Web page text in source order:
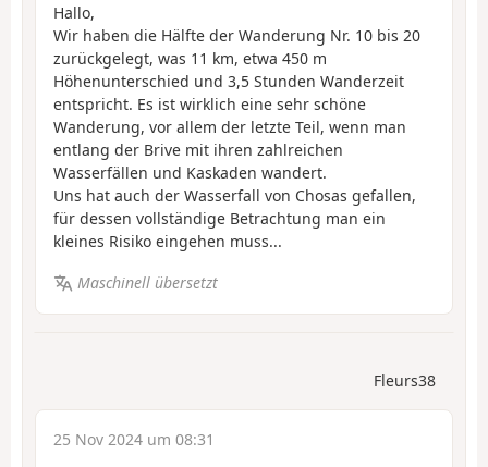
Hallo,
Wir haben die Hälfte der Wanderung Nr. 10 bis 20
zurückgelegt, was 11 km, etwa 450 m
Höhenunterschied und 3,5 Stunden Wanderzeit
entspricht. Es ist wirklich eine sehr schöne
Wanderung, vor allem der letzte Teil, wenn man
entlang der Brive mit ihren zahlreichen
Wasserfällen und Kaskaden wandert.
Uns hat auch der Wasserfall von Chosas gefallen,
für dessen vollständige Betrachtung man ein
kleines Risiko eingehen muss...
Maschinell übersetzt
Fleurs38
25 Nov 2024 um 08:31